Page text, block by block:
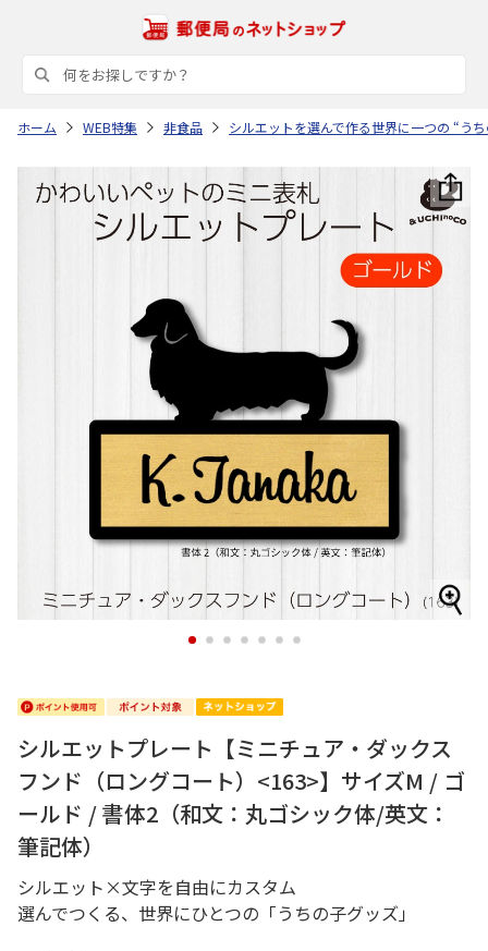
ホーム WEB特集 非食品 シルエットを選んで作る世界に一つの “う
1 2 3 4 5 6 7
シルエットプレート【ミニチュア・ダックス
フンド（ロングコート）<163>】サイズM / ゴ
ールド / 書体2（和文：丸ゴシック体/英文：
筆記体）
シルエット×文字を自由にカスタム
選んでつくる、世界にひとつの「うちの子グッズ」